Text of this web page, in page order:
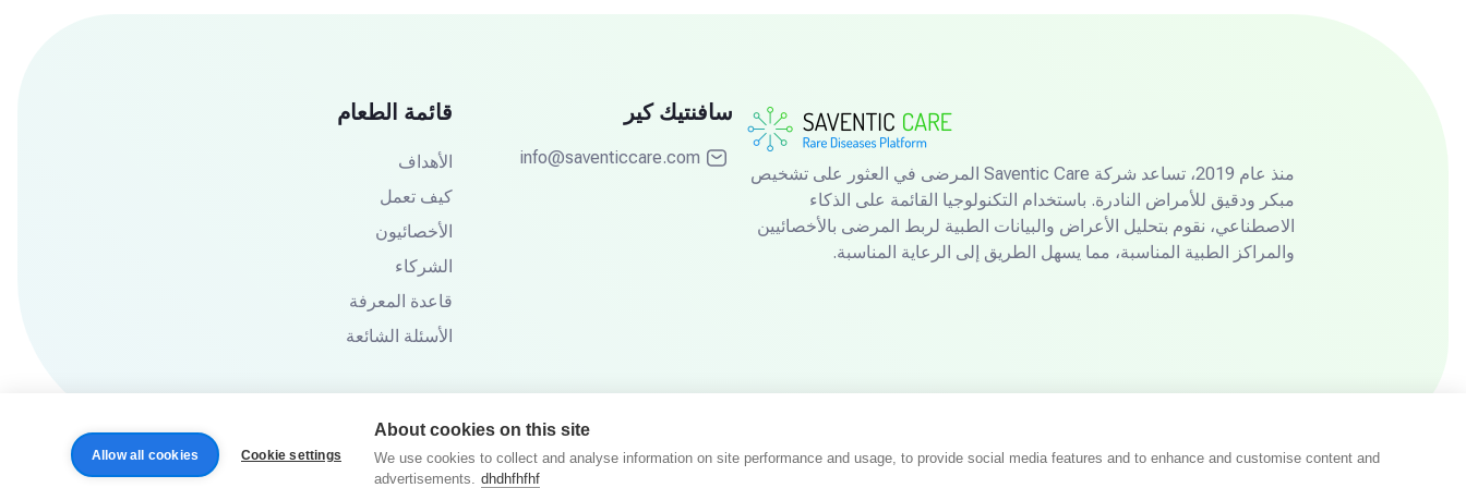
منذ عام 2019، تساعد شركة Saventic Care المرضى في العثور على تشخيص
مبكر ودقيق للأمراض النادرة. باستخدام التكنولوجيا القائمة على الذكاء
الاصطناعي، نقوم بتحليل الأعراض والبيانات الطبية لربط المرضى بالأخصائيين
والمراكز الطبية المناسبة، مما يسهل الطريق إلى الرعاية المناسبة.
سافنتيك كير
info@saventiccare.com
قائمة الطعام
الأهداف
كيف تعمل
الأخصائيون
الشركاء
قاعدة المعرفة
الأسئلة الشائعة
الشروط والأحكام
About cookies on this site
We use cookies to collect and analyse information on site performance and usage, to provide social media features and to enhance and customise content and
advertisements. dhdhfhfhf
Cookie settings
Allow all cookies